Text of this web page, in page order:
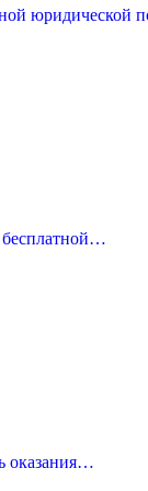
юридической
бесплатной…
оказания…